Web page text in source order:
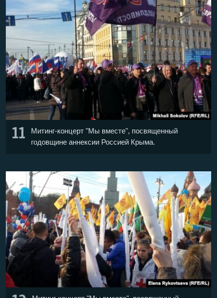
11
Митинг-концерт "Мы вместе", посвященный
годовщине аннексии Россией Крыма.